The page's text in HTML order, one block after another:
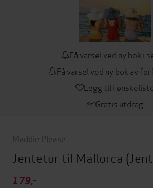
Få varsel ved ny bok i
Få varsel ved ny bok av
Legg til i
Gratis utdrag
Maddie Please
Jentetur til Mallorca
179,-